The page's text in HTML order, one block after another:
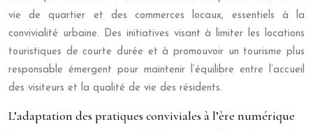
vie de quartier et des commerces locaux, essentiels à la
convivialité urbaine. Des initiatives visant à limiter les locations
touristiques de courte durée et à promouvoir un tourisme plus
responsable émergent pour maintenir l’équilibre entre l’accueil
des visiteurs et la qualité de vie des résidents.
L’adaptation des pratiques conviviales à l’ère numérique